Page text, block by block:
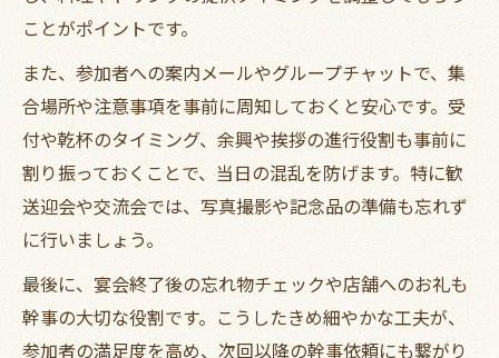
ことがポイントです。
また、参加者への案内メールやグループチャットで、集
合場所や注意事項を事前に周知しておくと安心です。受
付や乾杯のタイミング、余興や挨拶の進行役割も事前に
割り振っておくことで、当日の混乱を防げます。特に歓
送迎会や交流会では、写真撮影や記念品の準備も忘れず
に行いましょう。
最後に、宴会終了後の忘れ物チェックや店舗へのお礼も
幹事の大切な役割です。こうしたきめ細やかな工夫が、
参加者の満足度を高め、次回以降の幹事依頼にも繋がり